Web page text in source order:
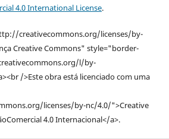
4.0 International License.
creativecommons.org/licenses/by-
Creative Commons" style="border-
l/by-
/>Este obra está licenciado com uma
licenses/by-nc/4.0/">Creative
4.0 Internacional</a>.